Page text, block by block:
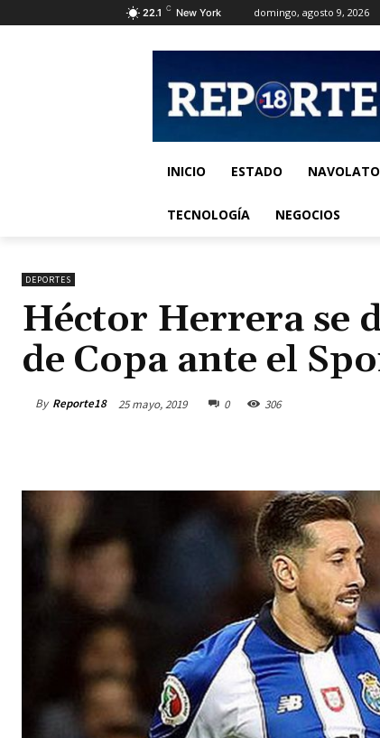
22.1 C New York domingo, agosto 9, 2026
INICIO ESTADO NAVOLATO
TECNOLOGÍA NEGOCIOS
DEPORTES
Héctor Herrera se
de Copa ante el
By Reporte18 25 mayo, 2019 0 306